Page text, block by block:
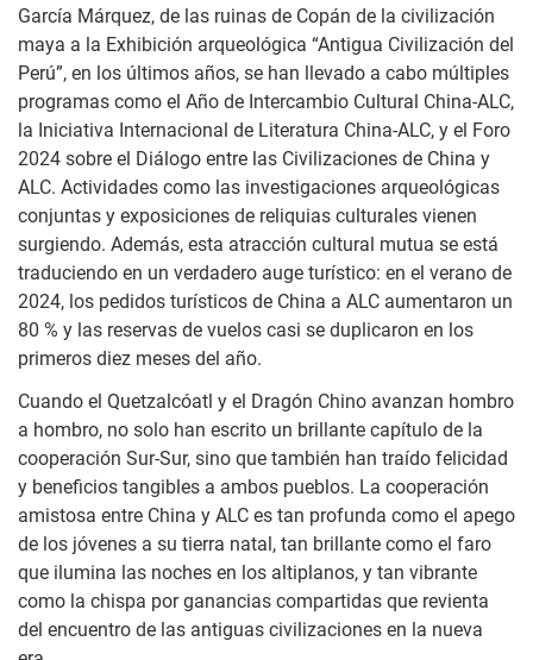
García Márquez, de las ruinas de Copán de la civilización
maya a la Exhibición arqueológica “Antigua Civilización del
Perú”, en los últimos años, se han llevado a cabo múltiples
programas como el Año de Intercambio Cultural China-ALC,
la Iniciativa Internacional de Literatura China-ALC, y el Foro
2024 sobre el Diálogo entre las Civilizaciones de China y
ALC. Actividades como las investigaciones arqueológicas
conjuntas y exposiciones de reliquias culturales vienen
surgiendo. Además, esta atracción cultural mutua se está
traduciendo en un verdadero auge turístico: en el verano de
2024, los pedidos turísticos de China a ALC aumentaron un
80 % y las reservas de vuelos casi se duplicaron en los
primeros diez meses del año.
Cuando el Quetzalcóatl y el Dragón Chino avanzan hombro
a hombro, no solo han escrito un brillante capítulo de la
cooperación Sur-Sur, sino que también han traído felicidad
y beneficios tangibles a ambos pueblos. La cooperación
amistosa entre China y ALC es tan profunda como el apego
de los jóvenes a su tierra natal, tan brillante como el faro
que ilumina las noches en los altiplanos, y tan vibrante
como la chispa por ganancias compartidas que revienta
del encuentro de las antiguas civilizaciones en la nueva